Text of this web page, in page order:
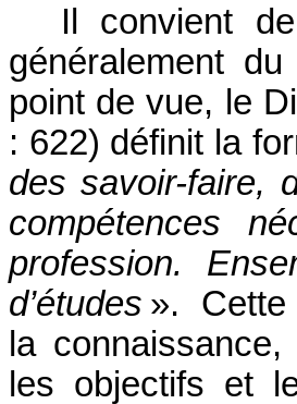
Il convient
généralement
point de vue, le
: 622) définit la
des savoir-faire,
compétences
profession.
d’études ».
Cette
la
les objectifs et